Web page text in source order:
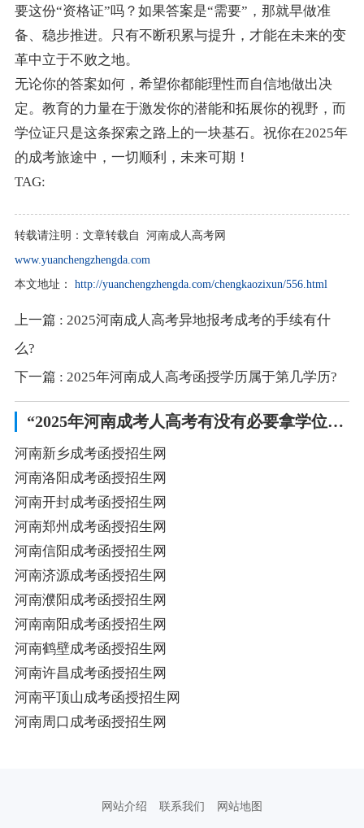
要这份“资格证”吗？如果答案是“需要”，那就早做准
备、稳步推进。只有不断积累与提升，才能在未来的变
革中立于不败之地。
无论你的答案如何，希望你都能理性而自信地做出决
定。教育的力量在于激发你的潜能和拓展你的视野，而
学位证只是这条探索之路上的一块基石。祝你在2025年
的成考旅途中，一切顺利，未来可期！
TAG:
转载请注明： 文章转载自 河南成人高考网
www.yuanchengzhengda.com
本文地址：
http://yuanchengzhengda.com/chengkaozixun/556.html
上一篇 : 2025河南成人高考异地报考成考的手续有什
么?
下一篇 : 2025年河南成人高考函授学历属于第几学历?
“2025年河南成考人高考有没有必要拿学位证?”相关阅读
河南新乡成考函授招生网
河南洛阳成考函授招生网
河南开封成考函授招生网
河南郑州成考函授招生网
河南信阳成考函授招生网
河南济源成考函授招生网
河南濮阳成考函授招生网
河南南阳成考函授招生网
河南鹤壁成考函授招生网
河南许昌成考函授招生网
河南平顶山成考函授招生网
河南周口成考函授招生网
网站介绍 联系我们 网站地图